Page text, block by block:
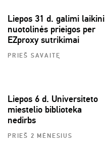
Liepos 31 d. galimi laikini
nuotolinės prieigos per
EZproxy sutrikimai
PRIEŠ SAVAITĘ
Liepos 6 d. Universiteto
miestelio biblioteka
nedirbs
PRIEŠ 2 MĖNESIUS